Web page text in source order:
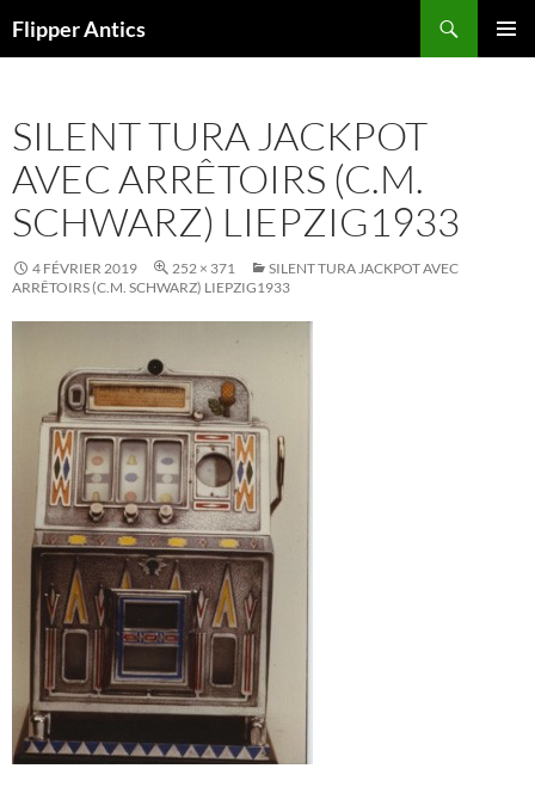
auFlipper Antics
SILENT TURA JACKPOT
AVEC ARRÊTOIRS (C.M.
SCHWARZ) LIEPZIG1933
4 FÉVRIER 2019 252 × 371
SILENT TURA JACKPOT AVEC
ARRÊTOIRS (C.M. SCHWARZ) LIEPZIG1933